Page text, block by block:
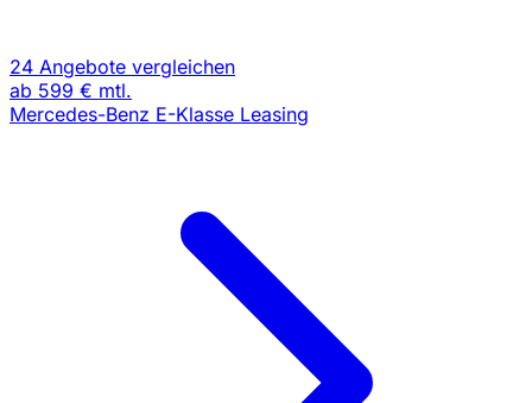
24 Angebote vergleichen
ab 599 € mtl.
Mercedes-Benz E-Klasse Leasing